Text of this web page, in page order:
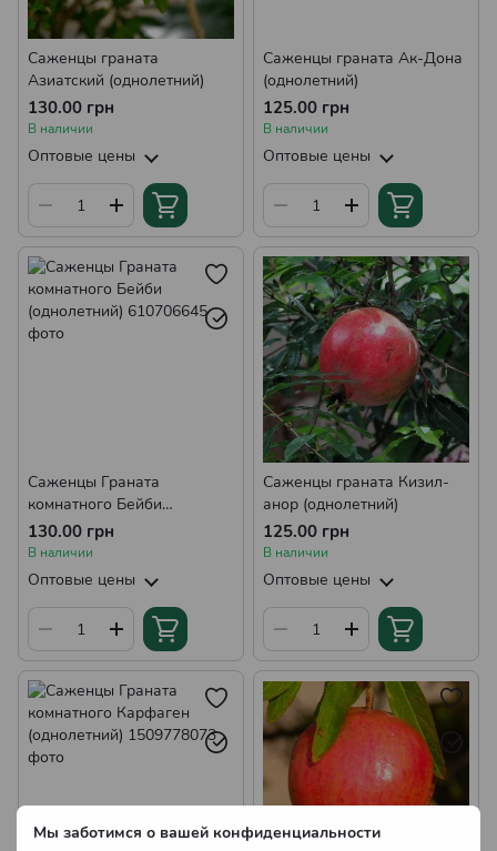
Мы заботимся о вашей конфиденциальности
Саженцы граната
Азиатский (однолетний)
130.00 грн
В наличии
Оптовые цены
Саженцы граната Ак-Дона
(однолетний)
125.00 грн
В наличии
Оптовые цены
Саженцы Граната
комнатного Бейби
(однолетний)
130.00 грн
В наличии
Оптовые цены
Саженцы граната Кизил-
анор (однолетний)
125.00 грн
В наличии
Оптовые цены